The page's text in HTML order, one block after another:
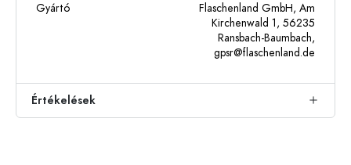
Gyártó
Flaschenland GmbH, Am
Kirchenwald 1, 56235
Ransbach-Baumbach,
gpsr@flaschenland.de
Értékelések